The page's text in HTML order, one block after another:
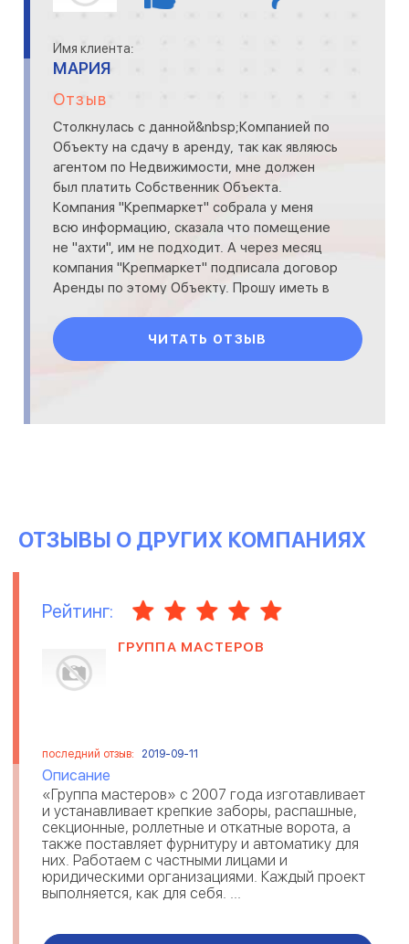
Имя клиента:
МАРИЯ
Отзыв
Столкнулась с данной&nbsp;Компанией по
Объекту на сдачу в аренду, так как являюсь
агентом по Недвижимости, мне должен
был платить Собственник Объекта.
Компания "Крепмаркет" собрала у меня
всю информацию, сказала что помещение
не "ахти", им не подходит. А через месяц
компания "Крепмаркет" подписала договор
Аренды по этому Объекту. Прошу иметь в
ЧИТАТЬ ОТЗЫВ
ОТЗЫВЫ О ДРУГИХ КОМПАНИЯХ
Рейтинг:
ГРУППА МАСТЕРОВ
последний отзыв: 2019-09-11
Описание
«Группа мастеров» с 2007 года изготавливает
и устанавливает крепкие заборы, распашные,
секционные, роллетные и откатные ворота, а
также поставляет фурнитуру и автоматику для
них. Работаем с частными лицами и
юридическими организациями. Каждый проект
выполняется, как для себя. ...